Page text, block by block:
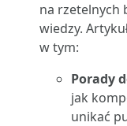
na rzetelnych
wiedzy.
w tym:
Porady
jak
unikać